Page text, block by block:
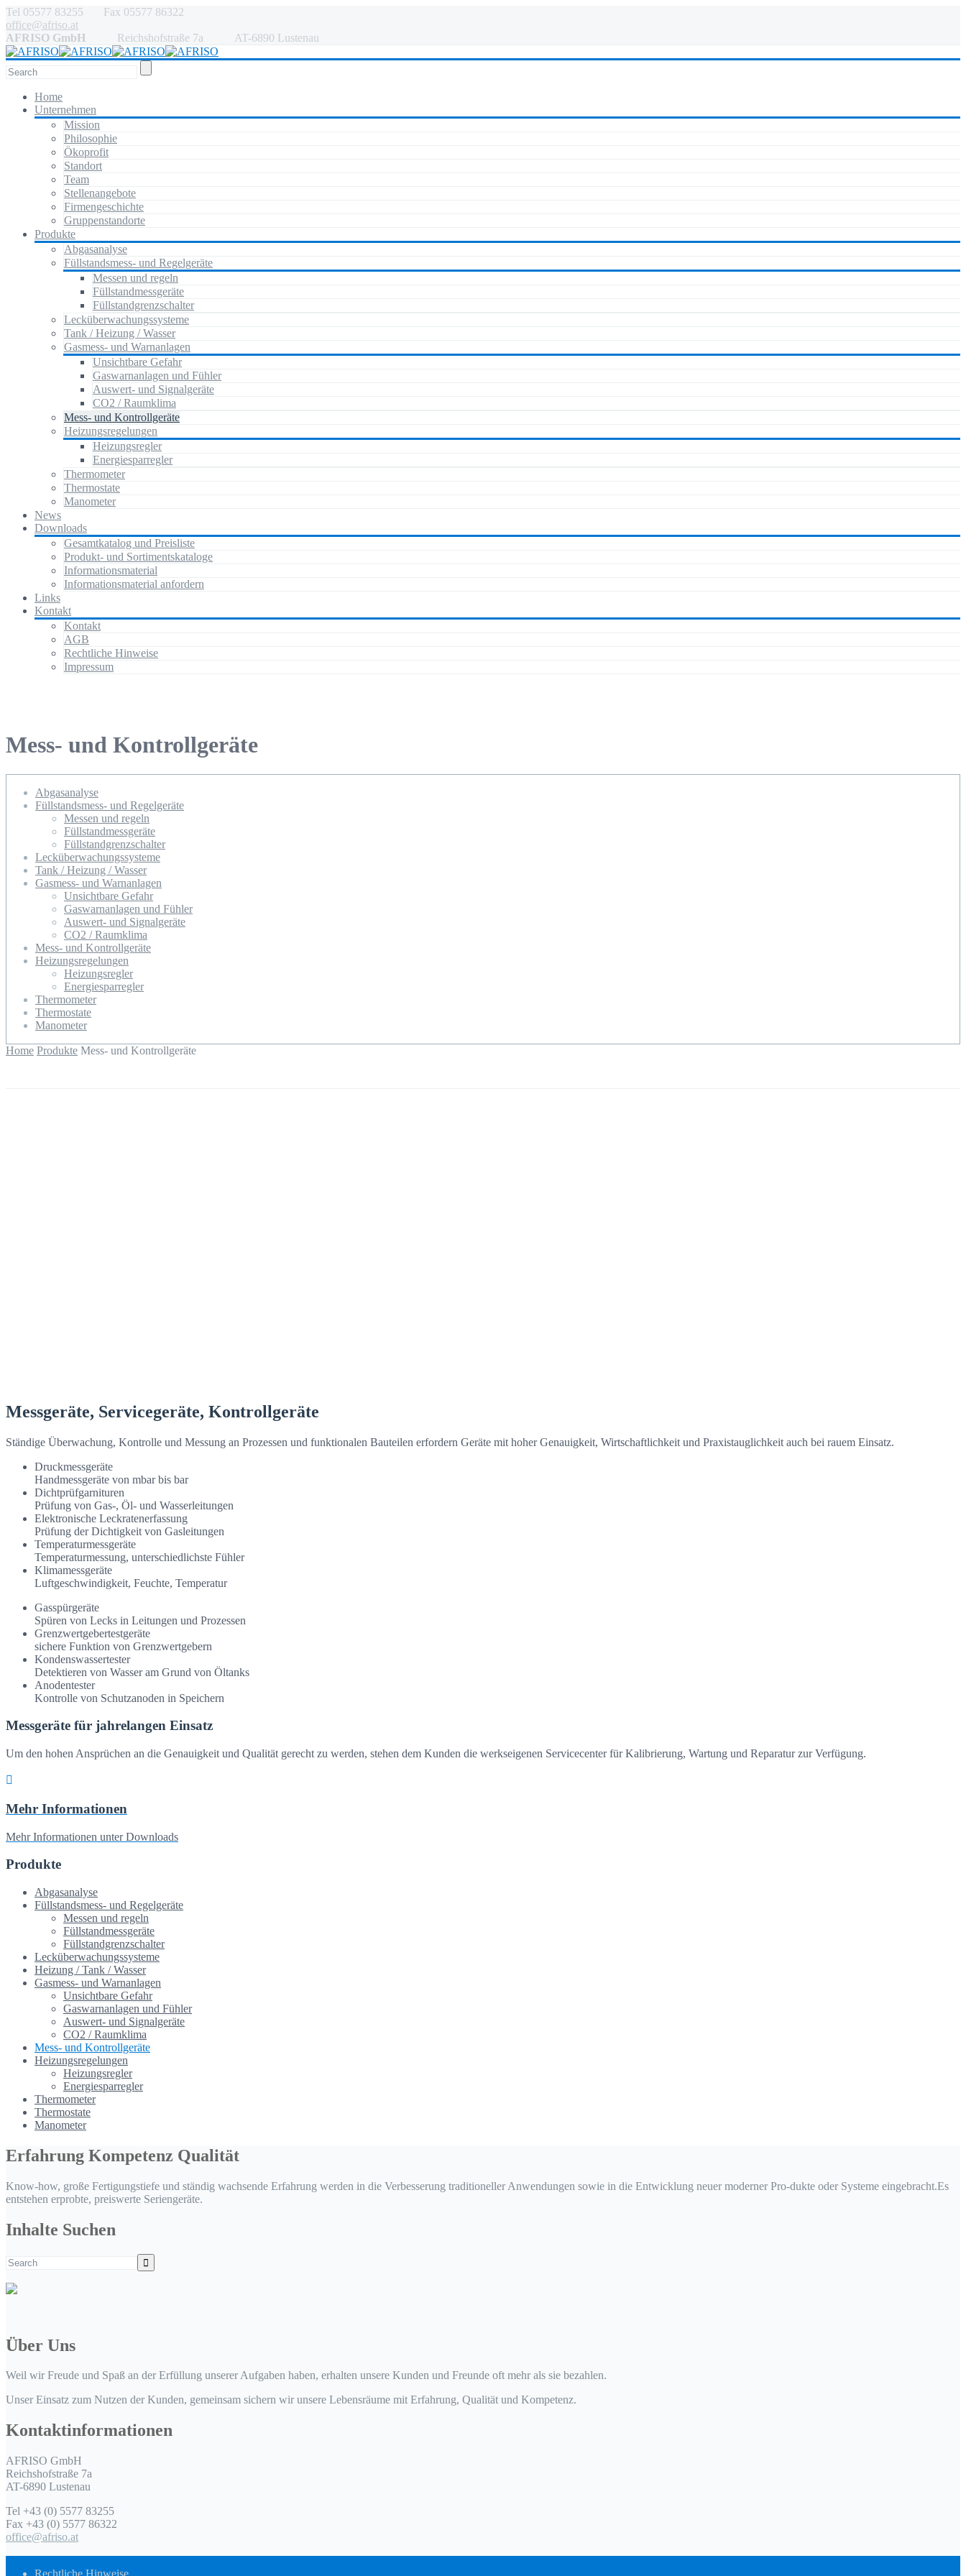
Tel 05577 83255 Fax 05577 86322
office@afriso.at
AFRISO GmbH Reichshofstraße 7a AT-6890 Lustenau
Home
Unternehmen
Mission
Philosophie
Ökoprofit
Standort
Team
Stellenangebote
Firmengeschichte
Gruppenstandorte
Produkte
Abgasanalyse
Füllstandsmess- und Regelgeräte
Messen und regeln
Füllstandmessgeräte
Füllstandgrenzschalter
Lecküberwachungssysteme
Tank / Heizung / Wasser
Gasmess- und Warnanlagen
Unsichtbare Gefahr
Gaswarnanlagen und Fühler
Auswert- und Signalgeräte
CO2 / Raumklima
Mess- und Kontrollgeräte
Heizungsregelungen
Heizungsregler
Energiesparregler
Thermometer
Thermostate
Manometer
News
Downloads
Gesamtkatalog und Preisliste
Produkt- und Sortimentskataloge
Informationsmaterial
Informationsmaterial anfordern
Links
Kontakt
Kontakt
AGB
Rechtliche Hinweise
Impressum
Mess- und Kontrollgeräte
Abgasanalyse
Füllstandsmess- und Regelgeräte
Messen und regeln
Füllstandmessgeräte
Füllstandgrenzschalter
Lecküberwachungssysteme
Tank / Heizung / Wasser
Gasmess- und Warnanlagen
Unsichtbare Gefahr
Gaswarnanlagen und Fühler
Auswert- und Signalgeräte
CO2 / Raumklima
Mess- und Kontrollgeräte
Heizungsregelungen
Heizungsregler
Energiesparregler
Thermometer
Thermostate
Manometer
Home Produkte Mess- und Kontrollgeräte
Messgeräte, Servicegeräte, Kontrollgeräte
Ständige Überwachung, Kontrolle und Messung an Prozessen und funktionalen Bauteilen erfordern Geräte mit hoher Genauigkeit, Wirtschaftlichkeit und Praxistauglichkeit auch bei rauem Einsatz.
Druckmessgeräte
Handmessgeräte von mbar bis bar
Dichtprüfgarnituren
Prüfung von Gas-, Öl- und Wasserleitungen
Elektronische Leckratenerfassung
Prüfung der Dichtigkeit von Gasleitungen
Temperaturmessgeräte
Temperaturmessung, unterschiedlichste Fühler
Klimamessgeräte
Luftgeschwindigkeit, Feuchte, Temperatur
Gasspürgeräte
Spüren von Lecks in Leitungen und Prozessen
Grenzwertgebertestgeräte
sichere Funktion von Grenzwertgebern
Kondenswassertester
Detektieren von Wasser am Grund von Öltanks
Anodentester
Kontrolle von Schutzanoden in Speichern
Messgeräte für jahrelangen Einsatz
Um den hohen Ansprüchen an die Genauigkeit und Qualität gerecht zu werden, stehen dem Kunden die werkseigenen Servicecenter für Kalibrierung, Wartung und Reparatur zur Verfügung.
Mehr Informationen
Mehr Informationen unter Downloads
Produkte
Abgasanalyse
Füllstandsmess- und Regelgeräte
Messen und regeln
Füllstandmessgeräte
Füllstandgrenzschalter
Lecküberwachungssysteme
Heizung / Tank / Wasser
Gasmess- und Warnanlagen
Unsichtbare Gefahr
Gaswarnanlagen und Fühler
Auswert- und Signalgeräte
CO2 / Raumklima
Mess- und Kontrollgeräte
Heizungsregelungen
Heizungsregler
Energiesparregler
Thermometer
Thermostate
Manometer
Erfahrung Kompetenz Qualität
Know-how, große Fertigungstiefe und ständig wachsende Erfahrung werden in die Verbesserung traditioneller Anwendungen sowie in die Entwicklung neuer moderner Pro-dukte oder Systeme eingebracht.Es
entstehen erprobte, preiswerte Seriengeräte.
Inhalte Suchen
Über Uns
Weil wir Freude und Spaß an der Erfüllung unserer Aufgaben haben, erhalten unsere Kunden und Freunde oft mehr als sie bezahlen.
Unser Einsatz zum Nutzen der Kunden, gemeinsam sichern wir unsere Lebensräume mit Erfahrung, Qualität und Kompetenz.
Kontaktinformationen
AFRISO GmbH
Reichshofstraße 7a
AT-6890 Lustenau
Tel +43 (0) 5577 83255
Fax +43 (0) 5577 86322
office@afriso.at